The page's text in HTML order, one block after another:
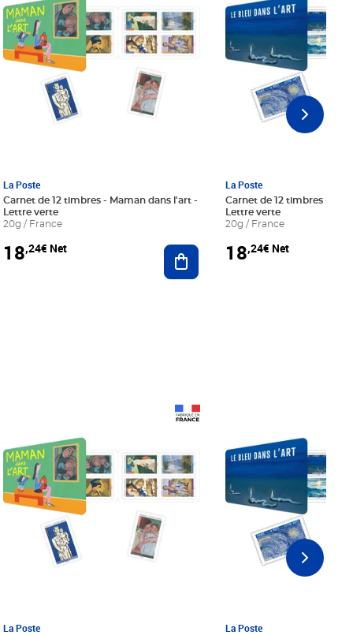
au panier
La Poste
Carnet de 12 timbres - Maman dans l'art -
Lettre verte
20g / France
18,24€ Net Ajouter au panier
La Poste
Carnet de 12 timbres - Le
Lettre verte
20g / France
18,24€ Net
La Poste La Poste